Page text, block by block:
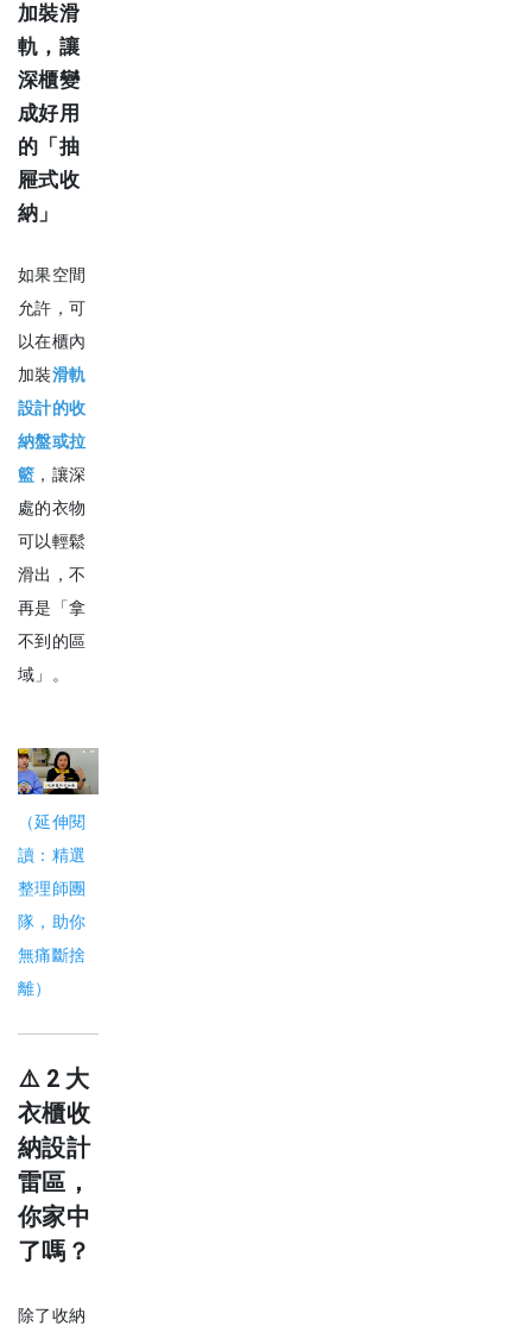
加裝滑
軌，讓
深櫃變
成好用
的「抽
屜式收
納」
如果空間
允許，可
以在櫃內
加裝滑軌
設計的收
納盤或拉
籃 ，讓深
處的衣物
可以輕鬆
滑出，不
再是「拿
不到的區
域」。
（延伸閱
讀：精選
整理師團
隊，助你
無痛斷捨
離）
⚠️ 2 大
衣櫃收
納設計
雷區，
你家中
了嗎？
除了收納